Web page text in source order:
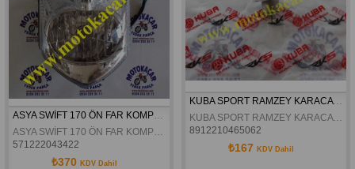
ASYA SWİFT 170 ÖN FAR KOMPLE ORJİNAL
ASYA SWİFT 170 ÖN FAR KOMPLE ORJİNAL
571222043422
₺370 KDV Dahil
KUBA SPORT RAMZEY KARACA TANSIYONER ORJINAL
KUBA SPORT RAMZEY KARACA TANSIYONER ORJINAL
8912210465062
₺167 KDV Dahil